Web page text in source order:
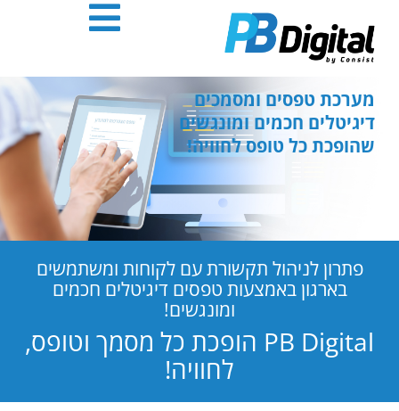
אנטר
מערכת טפסים ומסמכים
דיגיטלים חכמים ומונגשים
שהופכת כל טופס לחוויה!
פתרון לניהול תקשורת עם לקוחות ומשתמשים
בארגון באמצעות טפסים דיגיטלים חכמים
ומונגשים!
PB Digital הופכת כל מסמך וטופס,
לחוויה!